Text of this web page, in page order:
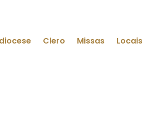
Clero Missas